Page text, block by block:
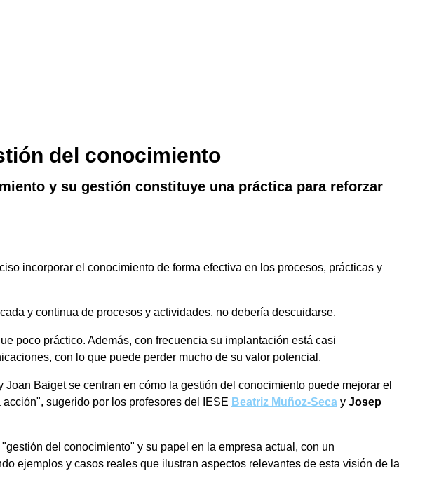
del conocimiento
y su gestión constituye una práctica para reforzar
incorporar el conocimiento de forma efectiva en los procesos, prácticas y
y continua de procesos y actividades, no debería descuidarse.
poco práctico. Además, con frecuencia su implantación está casi
con lo que puede perder mucho de su valor potencial.
Joan Baiget se centran en cómo la gestión del conocimiento puede mejorar el
sugerido por los profesores del IESE Beatriz Muñoz-Seca y Josep
del conocimiento" y su papel en la empresa actual, con un
ejemplos y casos reales que ilustran aspectos relevantes de esta visión de la